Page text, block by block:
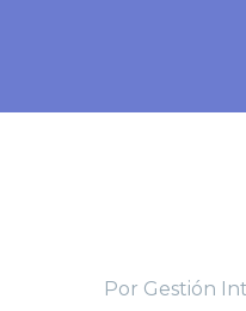
Por Gestión